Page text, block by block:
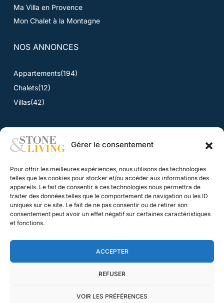
Gérer le consentement
Pour offrir les meilleures expériences, nous utilisons des technologies
telles que les cookies pour stocker et/ou accéder aux informations des
appareils. Le fait de consentir à ces technologies nous permettra de
traiter des données telles que le comportement de navigation ou les ID
uniques sur ce site. Le fait de ne pas consentir ou de retirer son
consentement peut avoir un effet négatif sur certaines caractéristiques
et fonctions.
ACCEPTER
REFUSER
VOIR LES PRÉFÉRENCES
Ma Villa en Provence
Mon Chalet à la Montagne
NOS ANNONCES
Appartements(194)
Chalets(12)
Villas(42)
ACTUALITÉS
Toutes les actualités
CONTACT
Nous contacter
Agence web : Bridge Digital